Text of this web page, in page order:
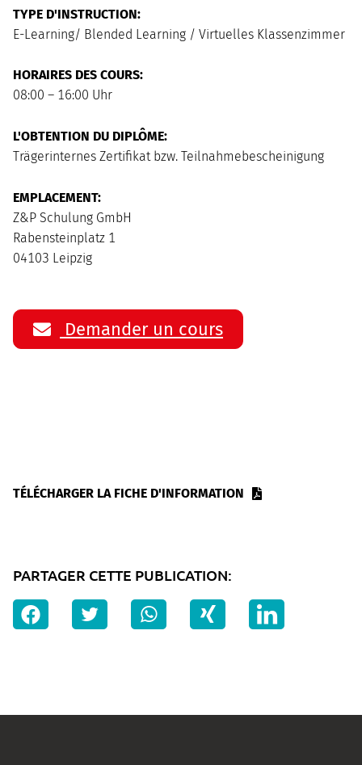
TYPE D'INSTRUCTION:
E-Learning/ Blended Learning / Virtuelles Klassenzimmer
HORAIRES DES COURS:
08:00 – 16:00 Uhr
L'OBTENTION DU DIPLÔME:
Trägerinternes Zertifikat bzw. Teilnahmebescheinigung
EMPLACEMENT:
Z&P Schulung GmbH
Rabensteinplatz 1
04103 Leipzig
Demander un cours
TÉLÉCHARGER LA FICHE D'INFORMATION
PARTAGER CETTE PUBLICATION: